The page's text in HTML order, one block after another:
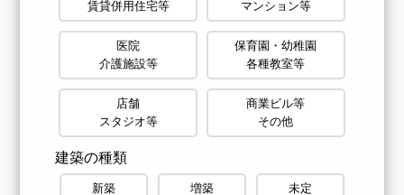
賃貸併用住宅等
マンション等
医院
介護施設等
保育園・幼稚園
各種教室等
店舗
スタジオ等
商業ビル等
その他
建築の種類
新築 増築 未定